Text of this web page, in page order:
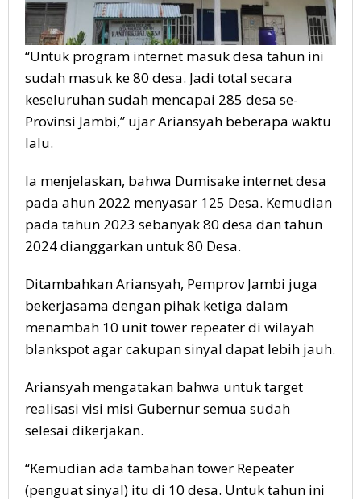
“Untuk program internet masuk desa tahun ini
sudah masuk ke 80 desa. Jadi total secara
keseluruhan sudah mencapai 285 desa se-
Provinsi Jambi,” ujar Ariansyah beberapa waktu
lalu.
Ia menjelaskan, bahwa Dumisake internet desa
pada ahun 2022 menyasar 125 Desa. Kemudian
pada tahun 2023 sebanyak 80 desa dan tahun
2024 dianggarkan untuk 80 Desa.
Ditambahkan Ariansyah, Pemprov Jambi juga
bekerjasama dengan pihak ketiga dalam
menambah 10 unit tower repeater di wilayah
blankspot agar cakupan sinyal dapat lebih jauh.
Ariansyah mengatakan bahwa untuk target
realisasi visi misi Gubernur semua sudah
selesai dikerjakan.
“Kemudian ada tambahan tower Repeater
(penguat sinyal) itu di 10 desa. Untuk tahun ini